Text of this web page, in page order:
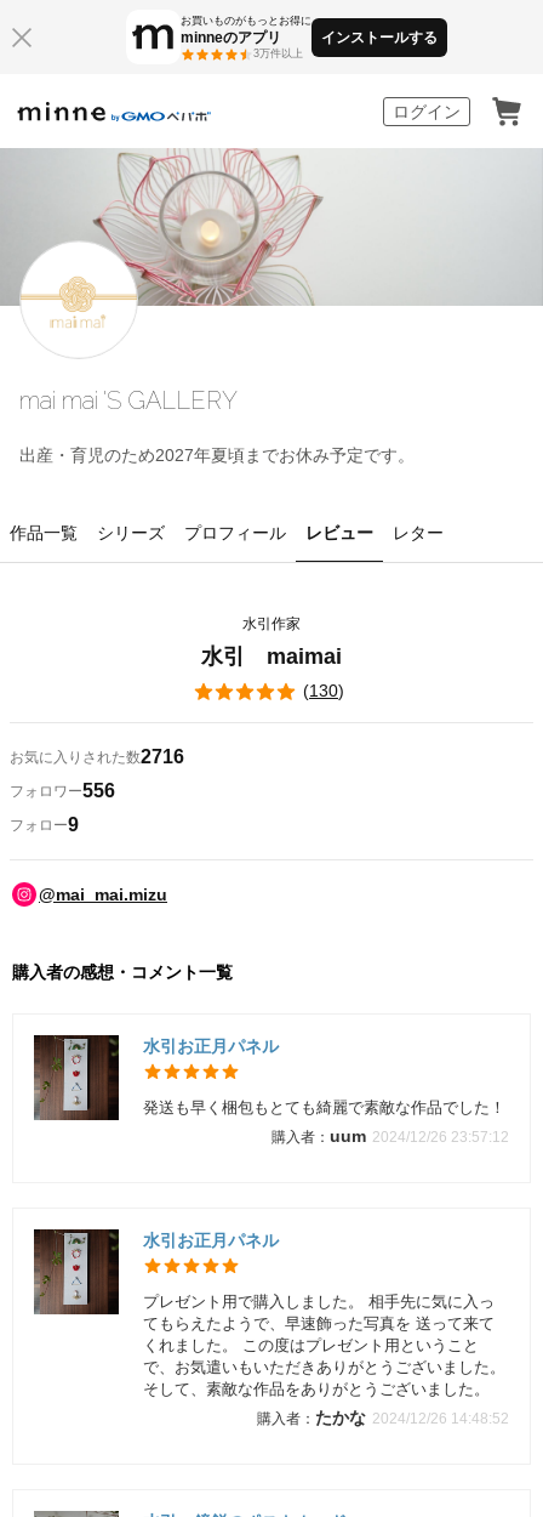
お買いものがもっとお得に
minneのアプリ
3万件以上
インストールする
ログイン
mai mai 'S GALLERY
出産・育児のため2027年夏頃までお休み予定です。
作品一覧 シリーズ プロフィール レビュー レター
水引作家
水引 maimai
(130)
お気に入りされた数2716
フォロワー556
フォロー9
@mai_mai.mizu
購入者の感想・コメント一覧
水引お正月パネル
発送も早く梱包もとても綺麗で素敵な作品でした！
uum 2024/12/26 23:57:12
水引お正月パネル
プレゼント用で購入しました。 相手先に気に入っ
てもらえたようで、早速飾った写真を 送って来て
くれました。 この度はプレゼント用ということ
で、お気遣いもいただきありがとうございました。
そして、素敵な作品をありがとうございました。
たかな 2024/12/26 14:48:52